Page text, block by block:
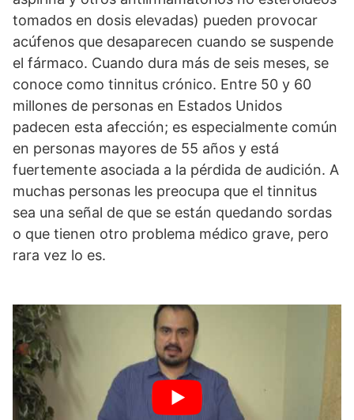
tomados en dosis elevadas) pueden provocar
acúfenos que desaparecen cuando se suspende
el fármaco. Cuando dura más de seis meses, se
conoce como tinnitus crónico. Entre 50 y 60
millones de personas en Estados Unidos
padecen esta afección; es especialmente común
en personas mayores de 55 años y está
fuertemente asociada a la pérdida de audición. A
muchas personas les preocupa que el tinnitus
sea una señal de que se están quedando sordas
o que tienen otro problema médico grave, pero
rara vez lo es.